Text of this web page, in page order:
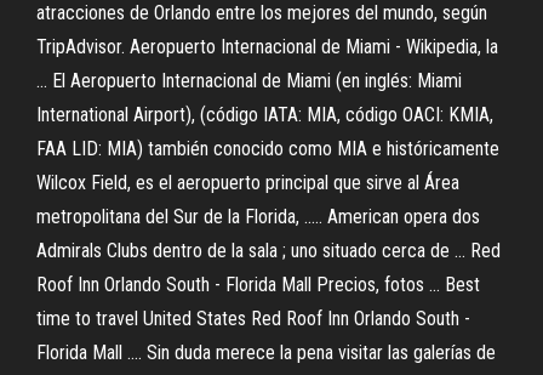
atracciones de Orlando entre los mejores del mundo, según
TripAdvisor. Aeropuerto Internacional de Miami - Wikipedia, la
... El Aeropuerto Internacional de Miami (en inglés: Miami
International Airport), (código IATA: MIA, código OACI: KMIA,
FAA LID: MIA) también conocido como MIA e históricamente
Wilcox Field, es el aeropuerto principal que sirve al Área
metropolitana del Sur de la Florida, ..... American opera dos
Admirals Clubs dentro de la sala ; uno situado cerca de ... Red
Roof Inn Orlando South - Florida Mall Precios, fotos ... Best
time to travel United States Red Roof Inn Orlando South -
Florida Mall .... Sin duda merece la pena visitar las galerías de